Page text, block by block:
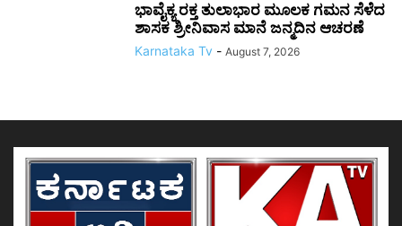
ಭಾವೈಕ್ಯ ರಕ್ತ ತುಲಾಭಾರ ಮೂಲಕ ಗಮನ ಸೆಳೆದ
ಶಾಸಕ ಶ್ರೀನಿವಾಸ ಮಾನೆ ಜನ್ಮದಿನ ಆಚರಣೆ
Karnataka Tv - August 7, 2026